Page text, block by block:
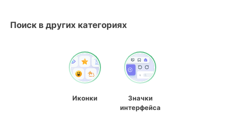
Поиск в других категориях
Иконки
Значки
интерфейса